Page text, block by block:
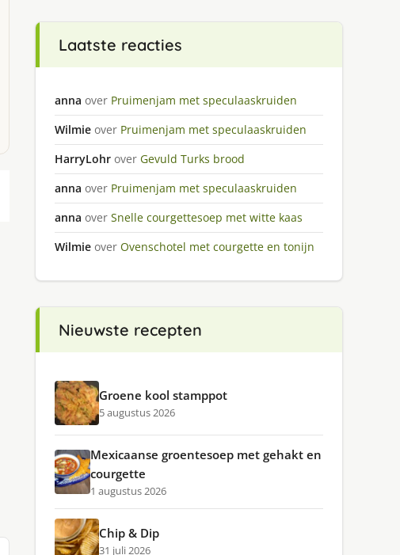
Laatste reacties
anna over Pruimenjam met speculaaskruiden
Wilmie over Pruimenjam met speculaaskruiden
HarryLohr over Gevuld Turks brood
anna over Pruimenjam met speculaaskruiden
anna over Snelle courgettesoep met witte kaas
Wilmie over Ovenschotel met courgette en tonijn
Nieuwste recepten
Groene kool stamppot
5 augustus 2026
Mexicaanse groentesoep met gehakt en
courgette
1 augustus 2026
Chip & Dip
31 juli 2026